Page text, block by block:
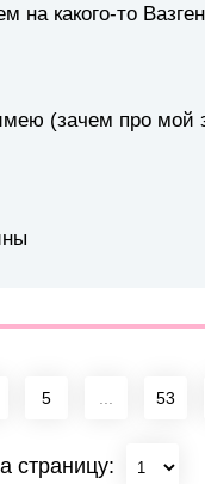
на какого-то
(зачем про мой
5 ... 53
страницу: